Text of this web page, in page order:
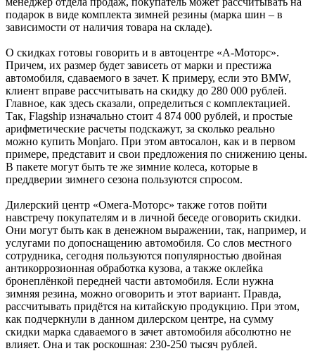
подарок в виде комплекта зимней резины (марка шин – в
зависимости от наличия товара на складе).
О скидках готовы говорить и в автоцентре «А-Моторс».
Причем, их размер будет зависеть от марки и престижа
автомобиля, сдаваемого в зачет. К примеру, если это BMW,
клиент вправе рассчитывать на скидку до 280 000 рублей.
Главное, как здесь сказали, определиться с комплектацией.
Так, Flagship изначально стоит 4 874 000 рублей, и простые
арифметические расчеты подскажут, за сколько реально
можно купить Monjaro. При этом автосалон, как и в первом
примере, представит и свои предложения по снижению цены.
В пакете могут быть те же зимние колеса, которые в
преддверии зимнего сезона пользуются спросом.
Дилерский центр «Омега-Моторс» также готов пойти
навстречу покупателям и в личной беседе оговорить скидки.
Они могут быть как в денежном выражении, так, например, и
услугами по допоснащению автомобиля. Со слов местного
сотрудника, сегодня пользуются популярностью двойная
антикоррозионная обработка кузова, а также оклейка
бронеплёнкой передней части автомобиля. Если нужна
зимняя резина, можно оговорить и этот вариант. Правда,
рассчитывать придётся на китайскую продукцию. При этом,
как подчеркнули в данном дилерском центре, на сумму
скидки марка сдаваемого в зачет автомобиля абсолютно не
влияет. Она и так роскошная: 230-250 тысяч рублей.